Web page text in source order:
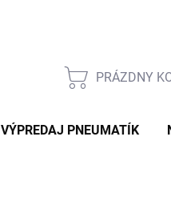
PRÁZDNY
VÝPREDAJ PNEUMATÍK